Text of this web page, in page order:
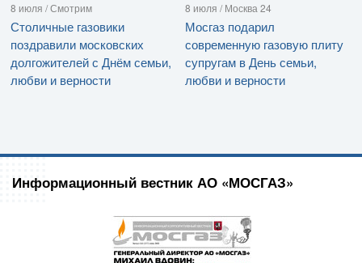
8 июля / Смотрим
Столичные газовики
поздравили московских
долгожителей с Днём семьи,
любви и верности
8 июля / Москва 24
Мосгаз подарил
современную газовую плиту
супругам в День семьи,
любви и верности
Информационный вестник АО «МОСГАЗ»